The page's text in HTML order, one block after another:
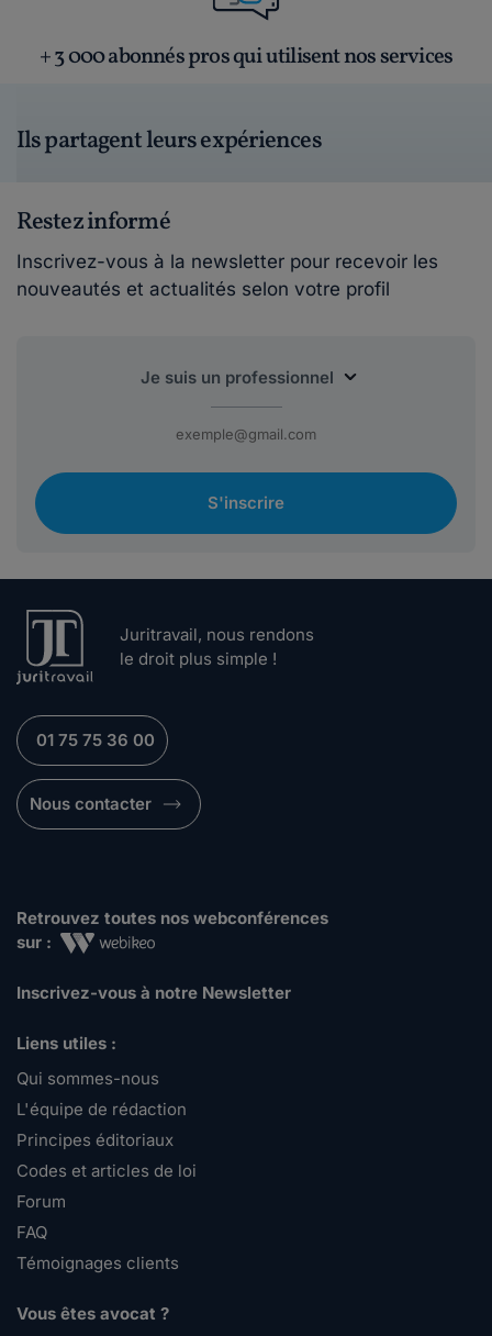
+ 3 000 abonnés pros qui utilisent nos services
Ils partagent leurs expériences
Restez informé
Inscrivez-vous à la newsletter pour recevoir les
nouveautés et actualités selon votre profil
S'inscrire
Juritravail, nous rendons
le droit plus simple !
01 75 75 36 00
Nous contacter
Retrouvez toutes nos webconférences
sur :
Inscrivez-vous à notre Newsletter
Liens utiles :
Qui sommes-nous
L'équipe de rédaction
Principes éditoriaux
Codes et articles de loi
Forum
FAQ
Témoignages clients
Vous êtes avocat ?